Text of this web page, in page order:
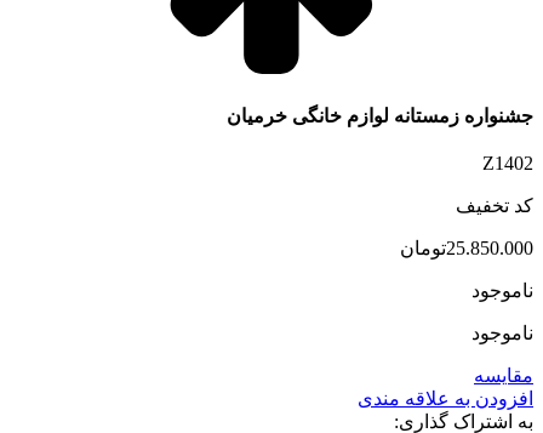
جشنواره زمستانه لوازم خانگی خرمیان
Z1402
کد تخفیف
25.850.000تومان
ناموجود
ناموجود
مقایسه
افزودن به علاقه مندی
به اشتراک گذاری: